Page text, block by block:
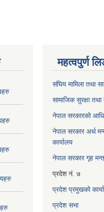
महत्वपुर्ण
संघिय मामिला तथा
सामाजिक सुरक्षा तथा
नेपाल सरकारको
नेपाल सरकार अर्थ
कार्यालय
नेपाल सरकार गृह
प्रदेश नं. ७
प्रदेश प्रमुखको
प्रदेश सभा